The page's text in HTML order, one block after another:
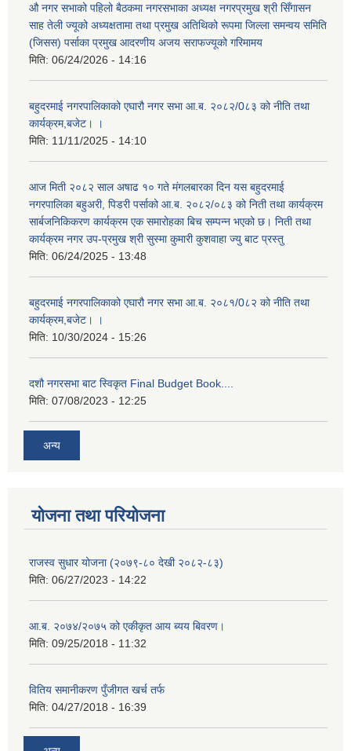
औ नगर सभाको पहिलो बैठकमा नगरसभाका अध्यक्ष नगरप्रमुख श्री सिँगासन
साह तेली ज्यूको अध्यक्षतामा तथा प्रमुख अतिथिको रूपमा जिल्ला समन्वय समिति
(जिसस) पर्साका प्रमुख आदरणीय अजय सराफज्यूको गरिमामय
मिति: 06/24/2026 - 14:16
बहुदरमाई नगरपालिकाको एघारौ नगर सभा आ.ब. २०८२/0८३ को नीति तथा
कार्यक्रम,बजेट। ।
मिति: 11/11/2025 - 14:10
आज मिती २०८२ साल अषाढ १० गते मंगलबारका दिन यस बहुदरमाई
नगरपालिका बहुअरी, पिडरी पर्साको आ.ब. २०८२/०८३ को निती तथा कार्यक्रम
सार्बजनिकिकरण कार्यक्रम एक समारोहका बिच सम्पन्न भएको छ। निती तथा
कार्यक्रम नगर उप-प्रमुख श्री सुस्मा कुमारी कुशवाहा ज्यु बाट प्रस्तु
मिति: 06/24/2025 - 13:48
बहुदरमाई नगरपालिकाको एघारौ नगर सभा आ.ब. २०८१/0८२ को नीति तथा
कार्यक्रम,बजेट। ।
मिति: 10/30/2024 - 15:26
दशौ नगरसभा बाट स्विकृत Final Budget Book....
मिति: 07/08/2023 - 12:25
अन्य
योजना तथा परियोजना
राजस्व सुधार योजना (२०७९-८० देखी २०८२-८३)
मिति: 06/27/2023 - 14:22
आ.ब. २०७४/२०७५ को एकीकृत आय ब्यय बिवरण।
मिति: 09/25/2018 - 11:32
वितिय समानीकरण पुँजीगत खर्च तर्फ
मिति: 04/27/2018 - 16:39